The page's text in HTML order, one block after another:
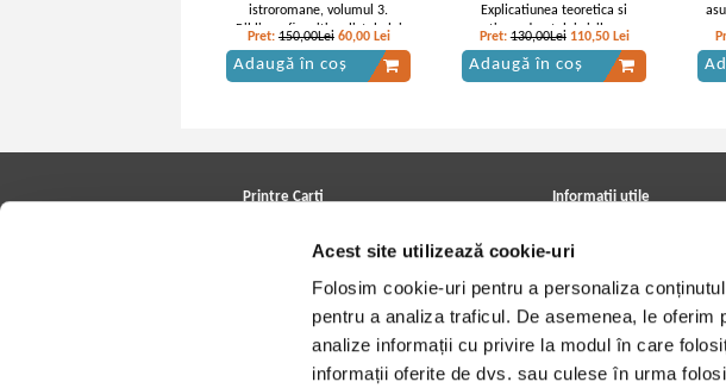
Acest site utilizează cookie-uri
Folosim cookie-uri pentru a personaliza
pentru a analiza traficul. De asemenea, le
analize informații cu privire la modul în care
informații oferite de dvs. sau culese în urma
istroromane, volumul 3.
Bibliografie critica, listele lui
Bartoli, texte inedite, note,
glosare (1929)
Pret: 150,00Lei 60,00 Lei
Adaugă în coș
Explicatiunea teoretica si
practica a dreptului civil roman
(volumul 8, partea 1, anul 1916)
Pret:130,00Lei 110,50 Lei
Adaugă în coș
Printre Carti
Cele mai căutate cărți
Blog Printre Carti
Cărţi sub 5 lei
Cărţi sub 8 lei
Informatii utile
Achizitii viniluri, casete, CD/DVD
Cum cumpar?
Politica de livrare
Retur comenzi
Angajari - Cariere